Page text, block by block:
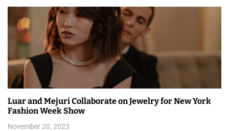
Luar and Mejuri Collaborate on Jewelry for New York
Fashion Week Show
November 20, 2023